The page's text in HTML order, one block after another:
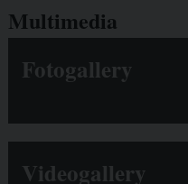
Multimedia
Fotogallery
Videogallery